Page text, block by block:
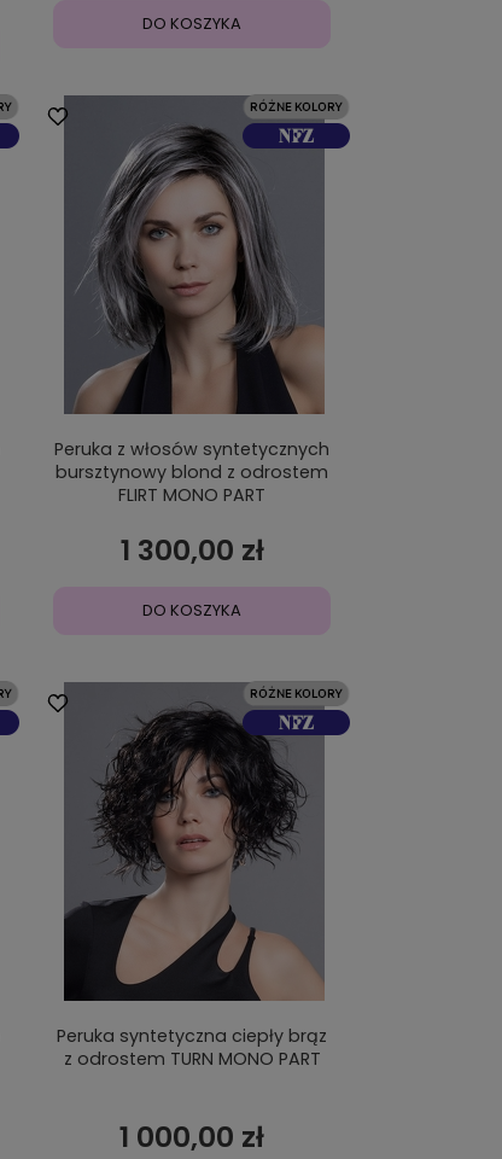
DO KOSZYKA
Peruka z włosów syntetycznych
bursztynowy blond z odrostem
FLIRT MONO PART
1 300,00 zł
DO KOSZYKA
Peruka syntetyczna ciepły brąz
z odrostem TURN MONO PART
1 000,00 zł